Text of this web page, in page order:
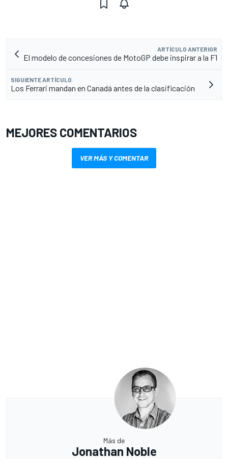
ARTÍCULO ANTERIOR
El modelo de concesiones de MotoGP debe inspirar a la F1
SIGUIENTE ARTÍCULO
Los Ferrari mandan en Canadá antes de la clasificación
MEJORES COMENTARIOS
VER MÁS Y COMENTAR
Más de
Jonathan Noble